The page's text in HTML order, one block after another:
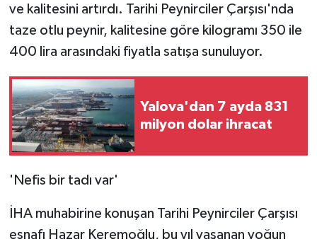
ve kalitesini artırdı. Tarihi Peynirciler Çarşısı'nda
taze otlu peynir, kalitesine göre kilogramı 350 ile
400 lira arasındaki fiyatla satışa sunuluyor.
Yalova'dan 7 ayda 831
milyon dolar ihracat
'Nefis bir tadı var'
İHA muhabirine konuşan Tarihi Peynirciler Çarşısı
esnafı Hazar Keremoğlu, bu yıl yaşanan yoğun